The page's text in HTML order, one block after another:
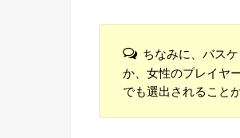
ちなみに、バス
か、女性のプレイヤ
でも選出されること